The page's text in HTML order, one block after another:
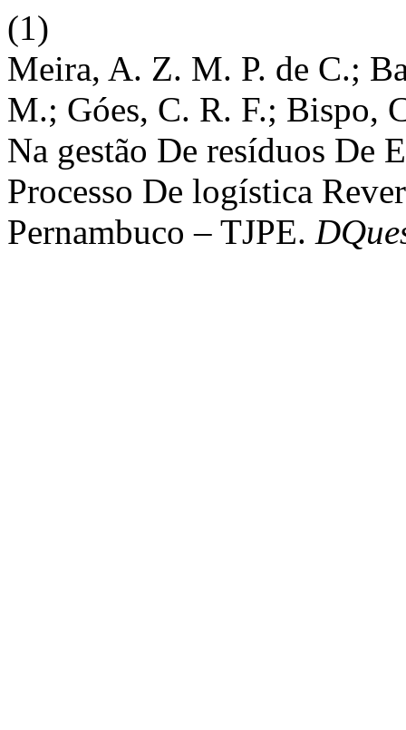
(1)
Meira, A. Z. M. P. de C.;
M.; Góes, C. R. F.; Bispo,
Na gestão De resíduos De
Processo De logística
Pernambuco – TJPE.